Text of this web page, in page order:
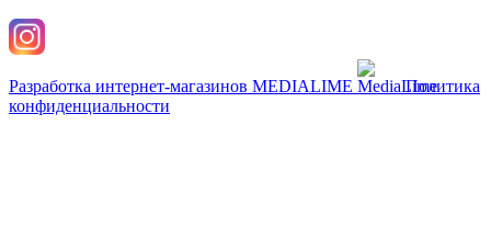
Разработка интернет-магазинов MEDIALIME
Политика
конфиденциальности